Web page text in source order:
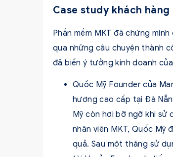
Case study khách
Phần mềm MKT đã chứng
qua những câu chuyện thành
đã biến ý tưởng kinh doanh
Quốc Mỹ Founder của
hương cao cấp tại Đà
Mỹ còn hơi bỡ ngỡ khi sử
nhân viên MKT, Quốc Mỹ
quả. Sau một tháng sử